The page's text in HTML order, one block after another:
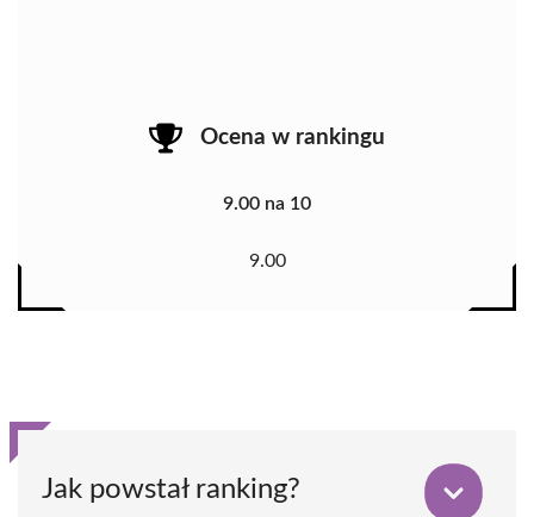
Ocena w rankingu
9.00 na 10
9.00
Jak powstał ranking?